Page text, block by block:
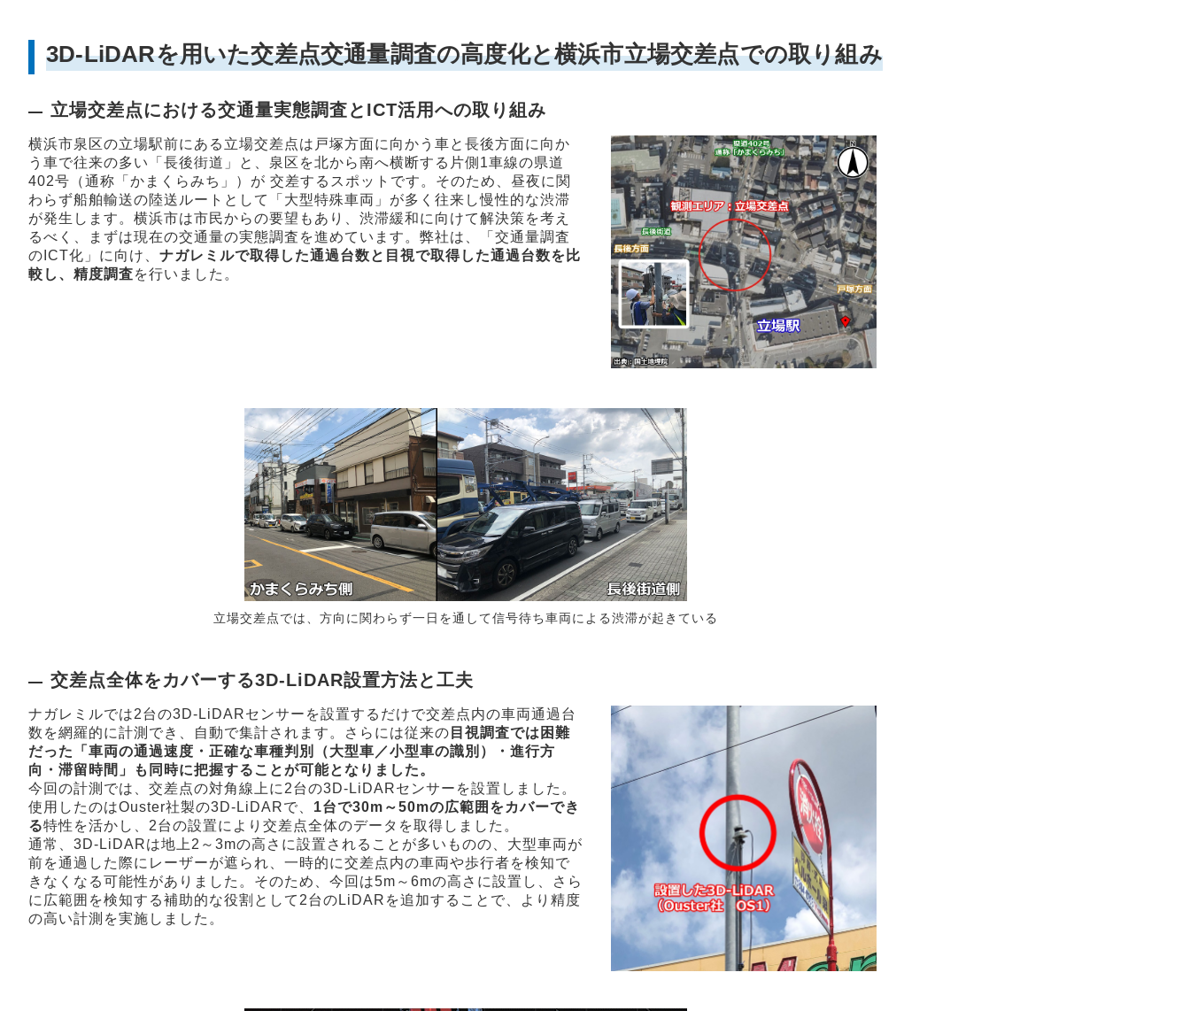
3D-LiDARを用いた交差点交通量調査の高度化と横浜市立場交差点での取り組み
立場交差点における交通量実態調査とICT活用への取り組み
横浜市泉区の立場駅前にある立場交差点は戸塚方面に向かう車と長後方面に向か
う車で往来の多い「長後街道」と、泉区を北から南へ横断する片側1車線の県道
402号（通称「かまくらみち」）が 交差するスポットです。そのため、昼夜に関
わらず船舶輸送の陸送ルートとして「大型特殊車両」が多く往来し慢性的な渋滞
が発生します。横浜市は市民からの要望もあり、渋滞緩和に向けて解決策を考え
るべく、まずは現在の交通量の実態調査を進めています。弊社は、「交通量調査
のICT化」に向け、 ナガレミルで取得した通過台数と目視で取得した通過台数を比
較し、精度調査を行いました。
立場交差点では、方向に関わらず一日を通して信号待ち車両による渋滞が起きている
交差点全体をカバーする3D-LiDAR設置方法と工夫
ナガレミルでは2台の3D-LiDARセンサーを設置するだけで交差点内の車両通過台
数を網羅的に計測でき、自動で集計されます。さらには従来の 目視調査では困難
だった「車両の通過速度・正確な車種判別（大型車／小型車の識別）・進行方
向・滞留時間」も同時に把握することが可能となりました。
今回の計測では、交差点の対角線上に2台の3D-LiDARセンサーを設置しました。
使用したのはOuster社製の3D-LiDARで、 1台で30m～50mの広範囲をカバーでき
る特性を活かし、2台の設置により交差点全体のデータを取得しました。
通常、3D-LiDARは地上2～3mの高さに設置されることが多いものの、大型車両が
前を通過した際にレーザーが遮られ、一時的に交差点内の車両や歩行者を検知で
きなくなる可能性がありました。そのため、今回は5m～6mの高さに設置し、さら
に広範囲を検知する補助的な役割として2台のLiDARを追加することで、より精度
の高い計測を実施しました。